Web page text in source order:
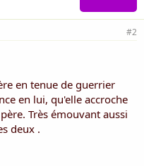
#2
en tenue de guerrier
en lui, qu'elle accroche
Très émouvant aussi
deux .